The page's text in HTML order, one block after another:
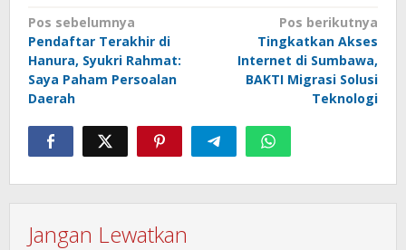
Navigasi
pos
Pos sebelumnya
Pendaftar Terakhir di
Hanura, Syukri Rahmat:
Saya Paham Persoalan
Daerah
Pos berikutnya
Tingkatkan Akses
Internet di Sumbawa,
BAKTI Migrasi Solusi
Teknologi
Jangan Lewatkan